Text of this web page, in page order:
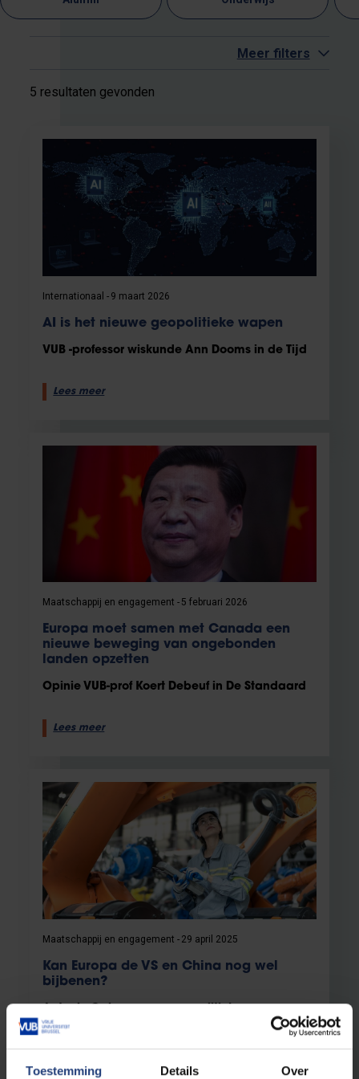
Toestemming Details Over
Meer filters
5 resultaten gevonden
Internationaal 9 maart 2026
AI is het nieuwe geopolitieke wapen
VUB -professor wiskunde Ann Dooms in de Tijd
Lees meer
Maatschappij en engagement 5 februari 2026
Europa moet samen met Canada een
nieuwe beweging van ongebonden
landen opzetten
Opinie VUB-prof Koert Debeuf in De Standaard
Lees meer
Maatschappij en engagement 29 april 2025
Kan Europa de VS en China nog wel
bijbenen?
technologie in 21ste eeuw